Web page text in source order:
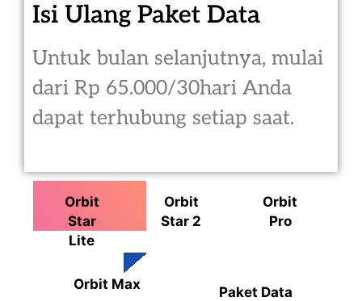
Isi Ulang Paket Data
Untuk bulan selanjutnya, mulai
dari Rp 65.000/30hari Anda
dapat terhubung setiap saat.
Orbit
Star
Lite
Orbit
Star 2
Orbit
Pro
Orbit Max Paket Data